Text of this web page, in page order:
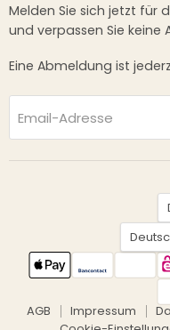
Melden Sie sich jetzt für
und verpassen Sie keine
Eine Abmeldung ist
Email-Adresse
AGB Impressum